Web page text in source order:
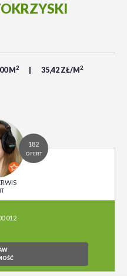
M 2 35,42 ZŁ/M 2
182
OFERT
012